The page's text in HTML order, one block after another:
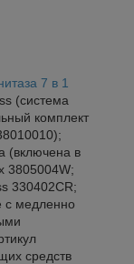
7 в 1
(система
комплект
(включена в
3805004W;
330402CR;
с медленно
средств